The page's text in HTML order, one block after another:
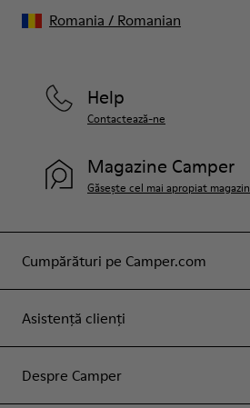
Cumpărături pe Camper.com
Asistență clienți
Despre Camper
Help
Contactează-ne
Magazine Camper
Găsește cel mai apropiat magazin
Romania / Romanian